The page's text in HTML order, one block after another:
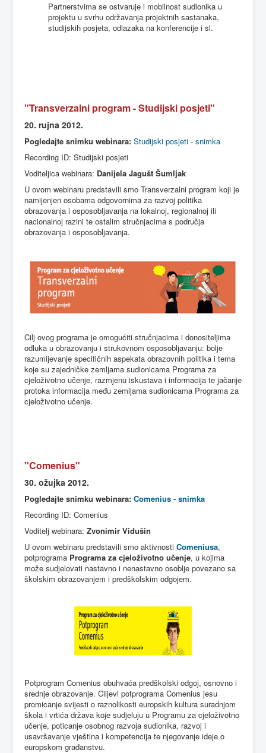
Partnerstvima se ostvaruje i mobilnost sudionika u
projektu u svrhu održavanja projektnih sastanaka,
studijskih posjeta, odlazaka na konferencije i sl.
"Transverzalni program -Studijski posjeti"
20. rujna 2012.
Pogledajte snimku webinara: Studijski posjeti - snimka
Recording ID: Studijski posjeti
Voditeljica webinara: Danijela Jagušt Šumljak
U ovom webinaru predstavili smo Transverzalni program koji je
namijenjen osobama odgovornima za razvoj politika
obrazovanja i osposobljavanja na lokalnoj, regionalnoj ili
nacionalnoj razini te ostalim stručnjacima s područja
obrazovanja i osposobljavanja.
Cilj ovog programa je omogućiti stručnjacima i donositeljima
odluka u obrazovanju i strukovnom osposobljavanju: bolje
razumijevanje specifičnih aspekata obrazovnih politika i tema
koje su zajedničke zemljama sudionicama Programa za
cjeloživotno učenje, razmjenu iskustava i informacija te jačanje
protoka informacija među zemljama sudionicama Programa za
cjeloživotno učenje.
"Comenius"
30. ožujka 2012.
Pogledajte snimku webinara: Comenius - snimka
Recording ID: Comenius
Voditelj webinara: Zvonimir Vidušin
U ovom webinaru predstavili smo aktivnosti Comeniusa,
potprograma Programa za cjeloživotno učenje, u kojima
može sudjelovati nastavno i nenastavno osoblje povezano sa
školskim obrazovanjem i predškolskim odgojem.
Potprogram Comenius obuhvaća predškolski odgoj, osnovno i
srednje obrazovanje. Ciljevi potprograma Comenius jesu
promicanje svijesti o raznolikosti europskih kultura suradnjom
škola i vrtića država koje sudjeluju u Programu za cjeloživotno
učenje, poticanje osobnog razvoja sudionika, razvoj i
usavršavanje vještina i kompetencija te njegovanje ideje o
europskom građanstvu.